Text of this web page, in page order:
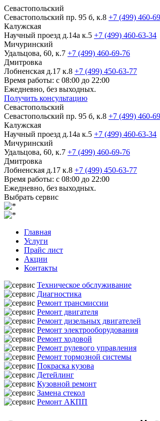
Севастопольский
Севастопольский пр. 95 б, к.8 +7 (499) 460-
Калужская
Научный проезд д.14а к.5 +7 (499) 460-63-34
Мичуринский
Удальцова, 60, к.7 +7 (499) 460-69-76
Дмитровка
Лобненская д.17 к.8 +7 (499) 450-63-77
Время работы: с 08:00 до 22:00
Ежедневно, без выходных.
Получить консультацию
Севастопольский
Севастопольский пр. 95 б, к.8 +7 (499) 460-
Калужская
Научный проезд д.14а к.5 +7 (499) 460-63-34
Мичуринский
Удальцова, 60, к.7 +7 (499) 460-69-76
Дмитровка
Лобненская д.17 к.8 +7 (499) 450-63-77
Время работы: с 08:00 до 22:00
Ежедневно, без выходных.
Выбрать сервис
Главная
Услуги
Прайс лист
Акции
Контакты
Техническое обслуживание
Диагностика
Ремонт трансмиссии
Ремонт двигателя
Ремонт дизельных двигателей
Ремонт электрооборудования
Ремонт ходовой
Ремонт рулевого управления
Ремонт тормозной системы
Покраска кузова
Детейлинг
Кузовной ремонт
Замена стекол
Ремонт АКПП